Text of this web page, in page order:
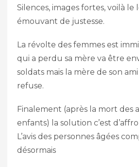
Silences, images fortes, voilà
émouvant de justesse.
La révolte des femmes est
qui a perdu sa mère va être
soldats mais la mère de son
refuse.
Finalement (après la mort des
enfants) la solution c’est
L’avis des personnes âgées
désormais